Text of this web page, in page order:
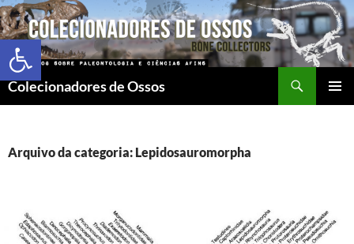
Abrir a barra de ferramentas
Colecionadores de Ossos
Arquivo da categoria: Lepidosauromorpha